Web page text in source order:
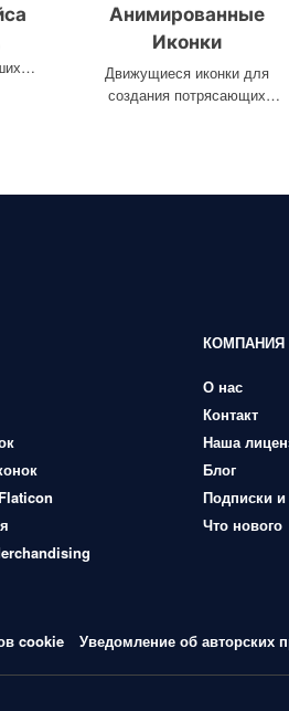
Анимированные
Иконки
Движущиеся иконки для
создания потрясающих
КОМПАНИЯ
О нас
Контакт
Наша
Блог
Подписки
Что нового
cookie Уведомление об авторских